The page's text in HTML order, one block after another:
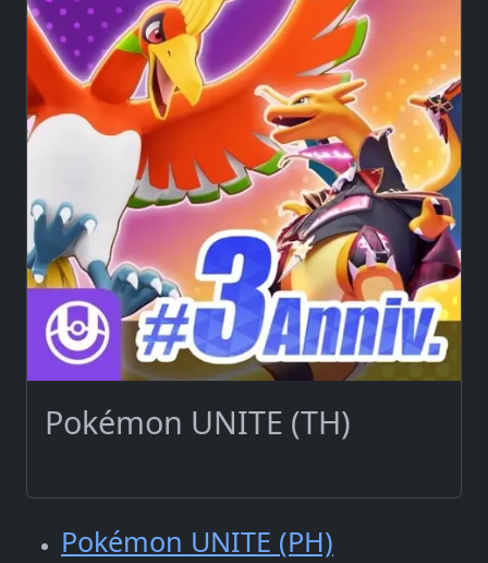
Pokémon UNITE (TH)
Pokémon UNITE (PH)